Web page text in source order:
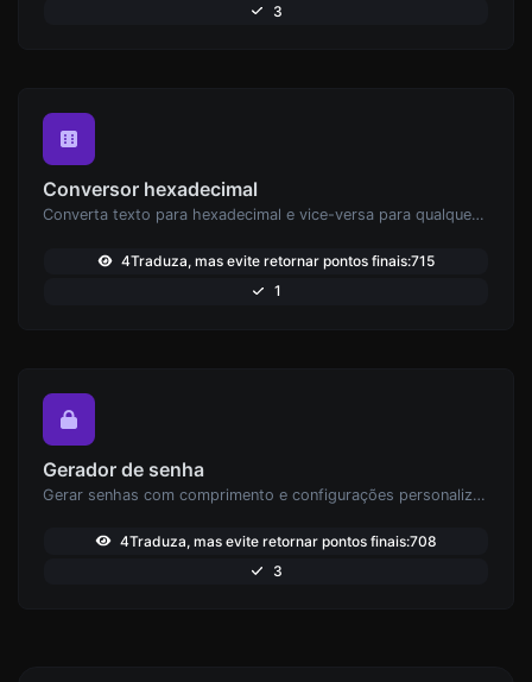
3
Conversor hexadecimal
Converta texto para hexadecimal e vice-versa para qualquer entrada de string.
4Traduza, mas evite retornar pontos finais:715
1
Gerador de senha
Gerar senhas com comprimento e configurações personalizadas.
4Traduza, mas evite retornar pontos finais:708
3